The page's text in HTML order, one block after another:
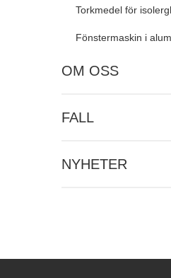
Torkmedel för
Fönstermaskin i
OM OSS
FALL
NYHETER